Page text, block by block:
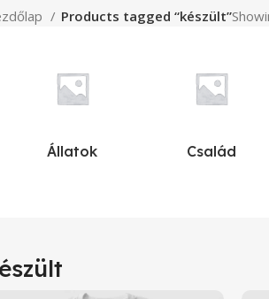
Products tagged “készült”
Állatok Család